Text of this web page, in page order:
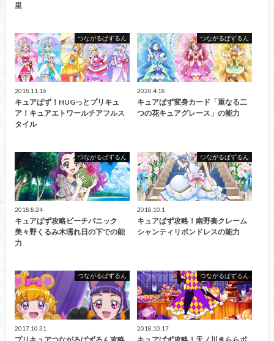
里
つながるぱずるん
2018.11.16
キュアぱず！HUGっとプリキュ
ア！キュアエトワールチアフルス
タイル
つながるぱずるん
2020.4.18
キュアぱず変身カード「重なる二
つの花キュアグレース」の能力
つながるぱずるん
2018.8.24
キュアぱず攻略ビーチパニック
美々野くるみ木濡れ日の下での能
力
つながるぱずるん
2018.10.1
キュアぱず攻略！南野奏クレーム
シャンティリボンドレスの能力
つながるぱずるん
2017.10.31
つながるぱずるん
2018.10.17